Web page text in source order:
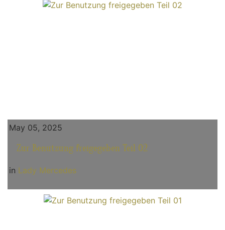
May 05, 2025
Zur Benutzung freigegeben Teil 02
in Lady Mercedes